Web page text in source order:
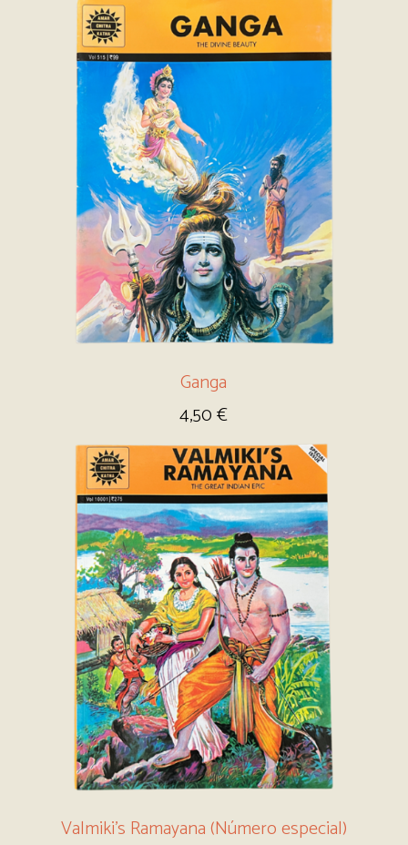
Ganga
4,50€
Valmiki’s Ramayana (Número especial)